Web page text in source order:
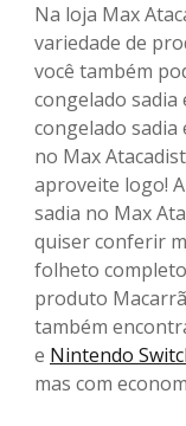
Na loja Max
variedade de
você também
congelado
congelado
no Max
aproveite logo!
sadia no Max
quiser conferir
folheto
produto
também
e Nintendo
mas com